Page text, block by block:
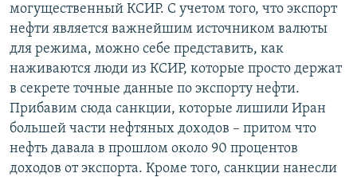
могущественный КСИР. С учетом того, что экспорт
нефти является важнейшим источником валюты
для режима, можно себе представить, как
наживаются люди из КСИР, которые просто держат
в секрете точные данные по экспорту нефти.
Прибавим сюда санкции, которые лишили Иран
большей части нефтяных доходов – притом что
нефть давала в прошлом около 90 процентов
доходов от экспорта. Кроме того, санкции нанесли